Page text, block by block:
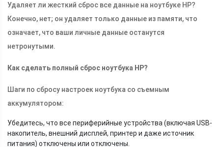
Удаляет ли жесткий сброс все данные на ноутбуке HP?
Конечно, нет; он удаляет только данные из памяти, что
означает, что ваши личные данные останутся
нетронутыми.
Как сделать полный сброс ноутбука HP?
Шаги по сбросу настроек ноутбука со съемным
аккумулятором:
Убедитесь, что все периферийные устройства (включая USB-
накопитель, внешний дисплей, принтер и даже источник
питания) отключены или отключены.